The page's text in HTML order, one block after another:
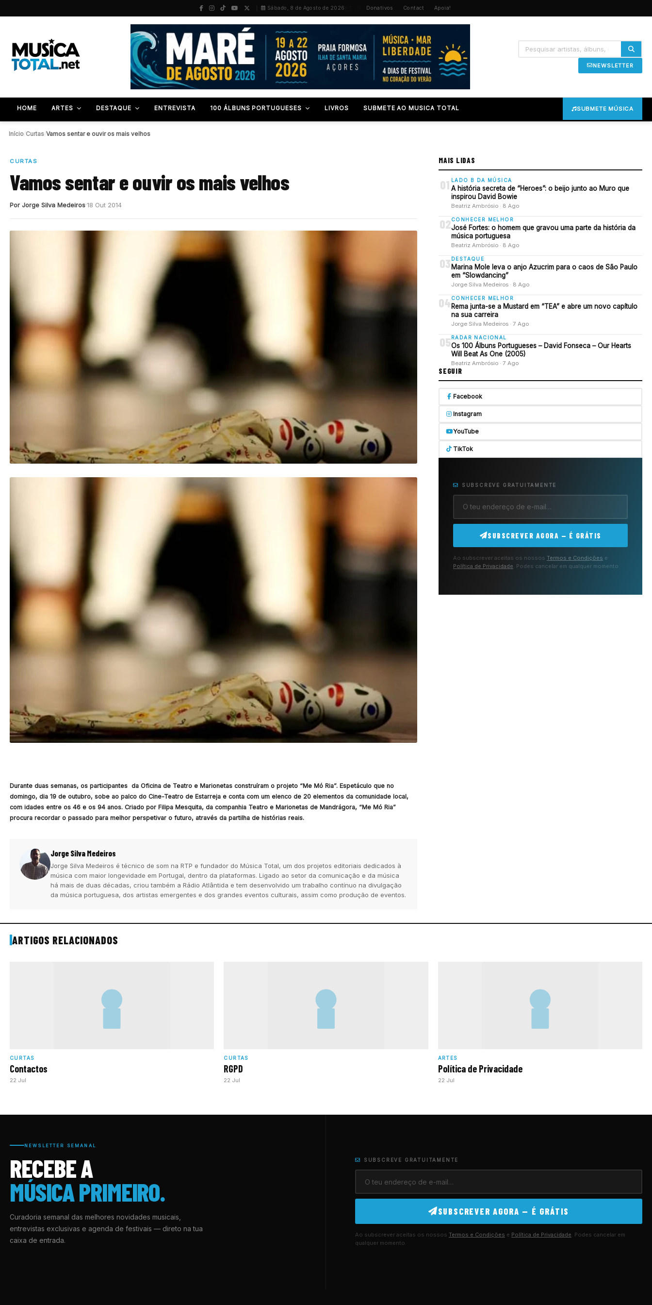
Sábado, 8 de Agosto de 2026 Donativos Contact Apoia!
NEWSLETTER
HOME ARTES DESTAQUE ENTREVISTA 100 ÁLBUNS PORTUGUESES LIVROS SUBMETE AO MUSICA TOTAL SUBMETE MÚSICA
Início Curtas Vamos sentar e ouvir os mais velhos
CURTAS
Vamos sentar e ouvir os mais velhos
Por Jorge Silva Medeiros18 Out 2014
Durante duas semanas, os participantes da Oficina de Teatro e Marionetas construíram o projeto “Me Mó Ria”. Espetáculo que no
domingo, dia 19 de outubro, sobe ao palco do Cine-Teatro de Estarreja e conta com um elenco de 20 elementos da comunidade local,
com idades entre os 46 e os 94 anos. Criado por Filipa Mesquita, da companhia Teatro e Marionetas de Mandrágora, “Me Mó Ria”
procura recordar o passado para melhor perspetivar o futuro, através da partilha de histórias reais.
Jorge Silva Medeiros
Jorge Silva Medeiros é técnico de som na RTP e fundador do Música Total, um dos projetos editoriais dedicados à
música com maior longevidade em Portugal, dentro da plataformas. Ligado ao setor da comunicação e da música
há mais de duas décadas, criou também a Rádio Atlântida e tem desenvolvido um trabalho contínuo na divulgação
da música portuguesa, dos artistas emergentes e dos grandes eventos culturais, assim como produção de eventos.
MAIS LIDAS
01 LADO B DA MÚSICA
A história secreta de “Heroes”: o beijo junto ao Muro que
inspirou David Bowie
Beatriz Ambrósio · 8 Ago
02 CONHECER MELHOR
José Fortes: o homem que gravou uma parte da história da
música portuguesa
Beatriz Ambrósio · 8 Ago
03 DESTAQUE
Marina Mole leva o anjo Azucrim para o caos de São Paulo
em “Slowdancing”
Jorge Silva Medeiros · 8 Ago
04CONHECER MELHOR
Rema junta-se a Mustard em “TEA” e abre um novo capítulo
na sua carreira
Jorge Silva Medeiros · 7 Ago
05 RADAR NACIONAL
Os 100 Álbuns Portugueses – David Fonseca – Our Hearts
Will Beat As One (2005)
Beatriz Ambrósio · 7 Ago
SEGUIR
Facebook
Instagram
YouTube
TikTok
SUBSCREVE GRATUITAMENTE
SUBSCREVER AGORA — É GRÁTIS
Ao subscrever aceitas os nossos Termos e Condições e
Política de Privacidade . Podes cancelar em qualquer momento.
ARTIGOS RELACIONADOS
CURTAS
Contactos
22 Jul
CURTAS
RGPD
22 Jul
ARTES
Política de Privacidade
22 Jul
NEWSLETTER SEMANAL
RECEBE A
MÚSICA PRIMEIRO.
Curadoria semanal das melhores novidades musicais,
entrevistas exclusivas e agenda de festivais — direto na tua
caixa de entrada.
SUBSCREVE GRATUITAMENTE
SUBSCREVER AGORA — É GRÁTIS
Ao subscrever aceitas os nossos Termos e Condições e Política de Privacidade. Podes cancelar em
qualquer momento.